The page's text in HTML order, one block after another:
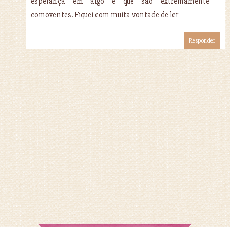
comoventes. Fiquei com muita vontade de ler
Responder